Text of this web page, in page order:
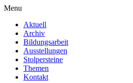
Menu
Aktuell
Archiv
Bildungsarbeit
Ausstellungen
Stolpersteine
Themen
Kontakt